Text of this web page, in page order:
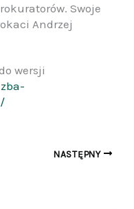
Swoje
Andrzej
wersji
NASTĘPNY